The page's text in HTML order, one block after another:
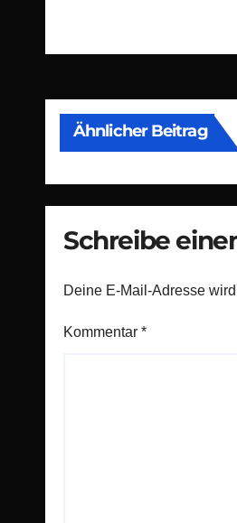
Ähnlicher Beitrag
Schreibe
Deine E-Mail-Adresse
Kommentar *